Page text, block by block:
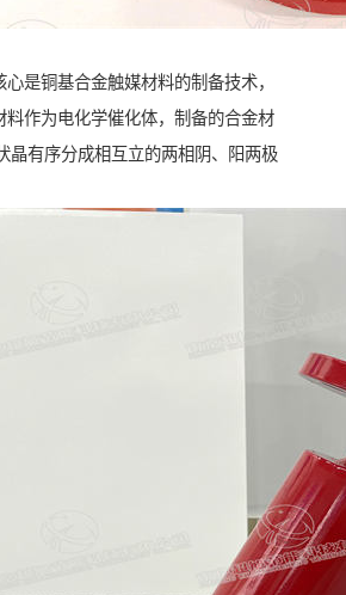
是铜基合金触媒材料的制备技术，
料作为电化学催化体，制备的合金材
晶有序分成相互立的两相阴、阳两极